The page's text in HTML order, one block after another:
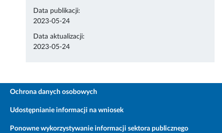
Data publikacji:
2023-05-24
Data aktualizacji:
2023-05-24
Ochrona danych osobowych
Udostępnianie informacji na wniosek
Ponowne wykorzystywanie informacji sektora publicznego